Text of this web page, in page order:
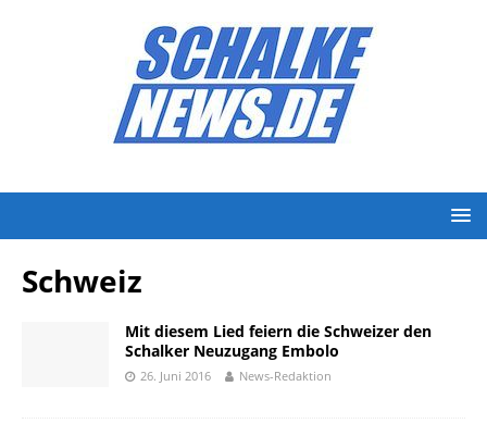
Schweiz
Mit diesem Lied feiern die Schweizer den
Schalker Neuzugang Embolo
26. Juni 2016 News-Redaktion